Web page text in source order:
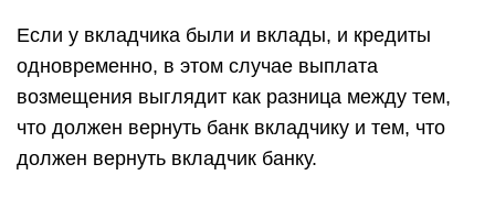
Если у вкладчика были и вклады, и кредиты
одновременно, в этом случае выплата
возмещения выглядит как разница между тем,
что должен вернуть банк вкладчику и тем, что
должен вернуть вкладчик банку.